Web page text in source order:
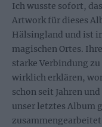
Ich wusste sofort,
Artwork für dieses
Hälsingland und ist
magischen Ortes.
starke Verbindung
wirklich erklären,
schon seit Jahren
unser letztes Album